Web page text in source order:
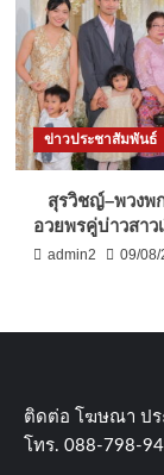
ข่าวประชาสัมพันธ์
สุรวิชญ์–พวงพ
อวยพรคู่บ่าวสา
admin2 09/08/
ติดต่อ​ โฆษณา​ ปร
โทร​. 088-798-